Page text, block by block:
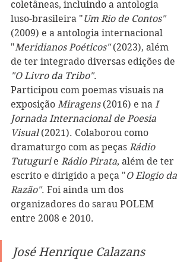
coletâneas, incluindo a antologia
luso-brasileira "Um Rio de Contos"
(2009) e a antologia internacional
"Meridianos Poéticos" (2023), além
de ter integrado diversas edições de
"O Livro da Tribo".
Participou com poemas visuais na
exposição Miragens (2016) e na I
Jornada Internacional de Poesia
Visual (2021). Colaborou como
dramaturgo com as peças Rádio
Tutuguri e Rádio Pirata, além de ter
escrito e dirigido a peça "O Elogio da
Razão". Foi ainda um dos
organizadores do sarau POLEM
entre 2008 e 2010.
José Henrique Calazans